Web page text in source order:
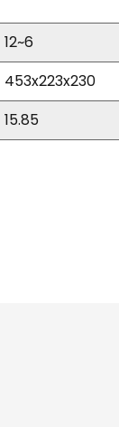
12~6
453x223x230
15.85